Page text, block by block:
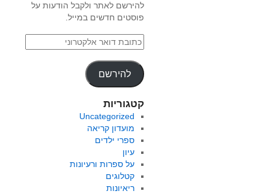
להירשם לאתר ולקבל הודעות על
פוסטים חדשים במייל.
להירשם
קטגוריות
Uncategorized
מועדון קריאה
ספרי ילדים
עיון
על ספרות ורעיונות
קטלוגים
ריאיונות